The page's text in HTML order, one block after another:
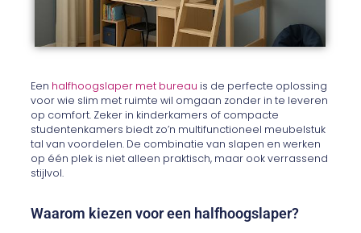
Een halfhoogslaper met bureau is de perfecte oplossing
voor wie slim met ruimte wil omgaan zonder in te leveren
op comfort. Zeker in kinderkamers of compacte
studentenkamers biedt zo’n multifunctioneel meubelstuk
tal van voordelen. De combinatie van slapen en werken
op één plek is niet alleen praktisch, maar ook verrassend
stijlvol.
Waarom kiezen voor een halfhoogslaper?